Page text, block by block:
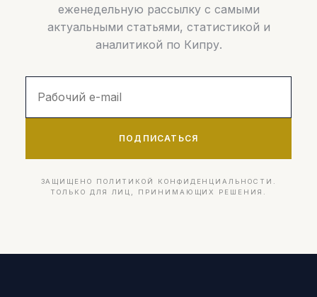
еженедельную рассылку с самыми
актуальными статьями, статистикой и
аналитикой по Кипру.
ПОДПИСАТЬСЯ
ЗАЩИЩЕНО ПОЛИТИКОЙ КОНФИДЕНЦИАЛЬНОСТИ.
ТОЛЬКО ДЛЯ ЛИЦ, ПРИНИМАЮЩИХ РЕШЕНИЯ.